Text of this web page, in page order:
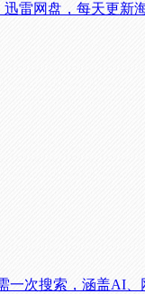
雷网盘，每天更新
次搜索，涵盖AI